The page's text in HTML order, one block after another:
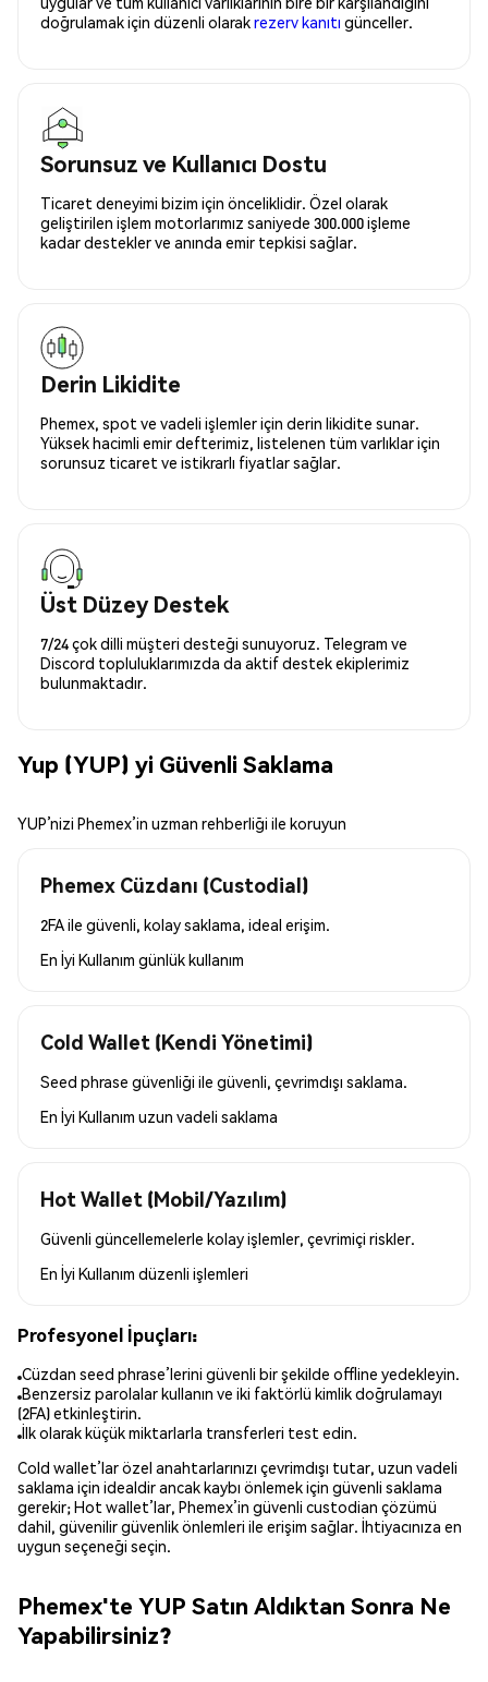
doğrulamak için düzenli olarakrezerv kanıtı günceller.
Sorunsuz ve Kullanıcı Dostu
Ticaret deneyimi bizim için önceliklidir. Özel olarak
geliştirilen işlem motorlarımız saniyede 300.000 işleme
kadar destekler ve anında emir tepkisi sağlar.
Derin Likidite
Phemex, spot ve vadeli işlemler için derin likidite sunar.
Yüksek hacimli emir defterimiz, listelenen tüm varlıklar için
sorunsuz ticaret ve istikrarlı fiyatlar sağlar.
Üst Düzey Destek
7/24 çok dilli müşteri desteği sunuyoruz. Telegram ve
Discord topluluklarımızda da aktif destek ekiplerimiz
bulunmaktadır.
Yup (YUP) yi Güvenli Saklama
YUP’nizi Phemex’in uzman rehberliği ile koruyun
Phemex Cüzdanı (Custodial)
2FA ile güvenli, kolay saklama, ideal erişim.
En İyi Kullanım günlük kullanım
Cold Wallet (Kendi Yönetimi)
Seed phrase güvenliği ile güvenli, çevrimdışı saklama.
En İyi Kullanım uzun vadeli saklama
Hot Wallet (Mobil/Yazılım)
Güvenli güncellemelerle kolay işlemler, çevrimiçi riskler.
En İyi Kullanım düzenli işlemleri
Profesyonel İpuçları:
Cüzdan seed phrase’lerini güvenli bir şekilde offline yedekleyin.
Benzersiz parolalar kullanın ve iki faktörlü kimlik doğrulamayı
(2FA) etkinleştirin.
İlk olarak küçük miktarlarla transferleri test edin.
Cold wallet’lar özel anahtarlarınızı çevrimdışı tutar, uzun vadeli
saklama için idealdir ancak kaybı önlemek için güvenli saklama
gerekir; Hot wallet’lar, Phemex’in güvenli custodian çözümü
dahil, güvenilir güvenlik önlemleri ile erişim sağlar. İhtiyacınıza en
uygun seçeneği seçin.
Phemex'te YUP Satın Aldıktan Sonra Ne
Yapabilirsiniz?